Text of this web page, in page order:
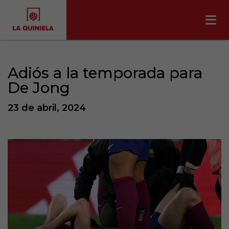
Adiós a la temporada para
De Jong
23 de abril, 2024